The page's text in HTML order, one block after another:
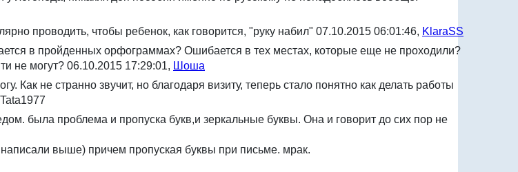
проводить, чтобы ребенок, как говорится, "руку набил" 07.10.2015 06:01:46, KlaraSS
в пройденных орфограммах? Ошибается в тех местах, которые еще не проходили?
не могут? 06.10.2015 17:29:01, Шоша
не странно звучит, но благодаря визиту, теперь стало понятно как делать работы
была проблема и пропуска букв,и зеркальные буквы. Она и говорит до сих пор не
выше) причем пропуская буквы при письме. мрак.